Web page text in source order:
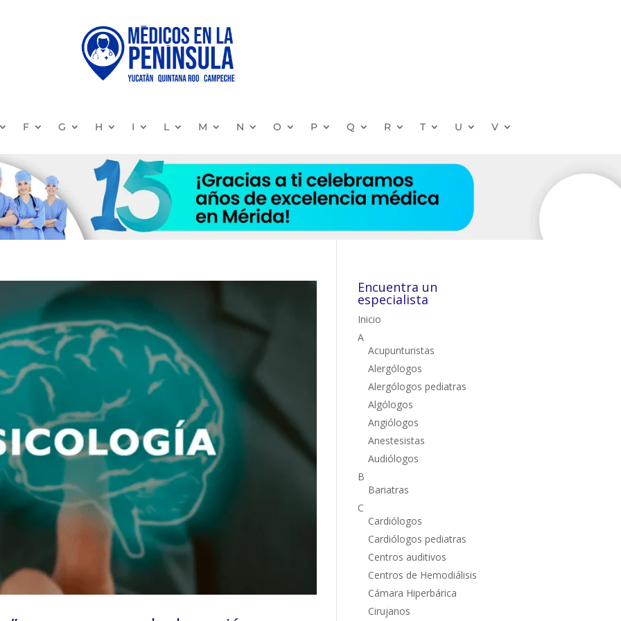
F G H I L M N O P Q R T U V
Encuentra un
especialista
Inicio
A
Acupunturistas
Alergólogos
Alergólogos pediatras
Algólogos
Angiólogos
Anestesistas
Audiólogos
B
Bariatras
C
Cardiólogos
Cardiólogos pediatras
Centros auditivos
Centros de Hemodiálisis
Cámara Hiperbárica
Cirujanos